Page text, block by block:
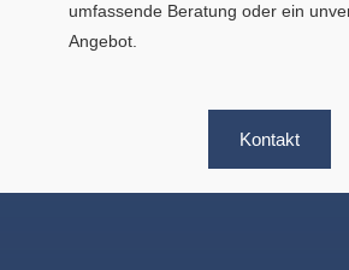
umfassende Beratung oder ein
Angebot.
Kontakt